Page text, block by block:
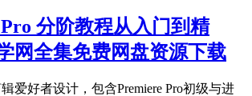
Pro 分阶教程从入门到精
网全集免费网盘资源下载
爱好者设计，包含Premiere Pro初级与进